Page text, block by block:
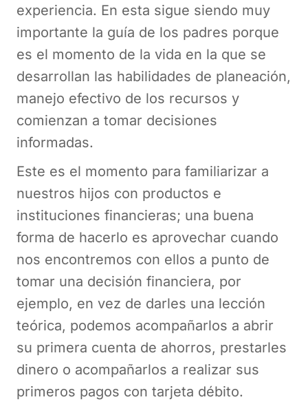
experiencia. En esta sigue siendo muy
importante la guía de los padres porque
es el momento de la vida en la que se
desarrollan las habilidades de planeación,
manejo efectivo de los recursos y
comienzan a tomar decisiones
informadas.
Este es el momento para familiarizar a
nuestros hijos con productos e
instituciones financieras; una buena
forma de hacerlo es aprovechar cuando
nos encontremos con ellos a punto de
tomar una decisión financiera, por
ejemplo, en vez de darles una lección
teórica, podemos acompañarlos a abrir
su primera cuenta de ahorros, prestarles
dinero o acompañarlos a realizar sus
primeros pagos con tarjeta débito.